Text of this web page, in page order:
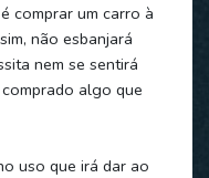
comprar um carro à
não esbanjará
nem se sentirá
algo que
uso que irá dar ao